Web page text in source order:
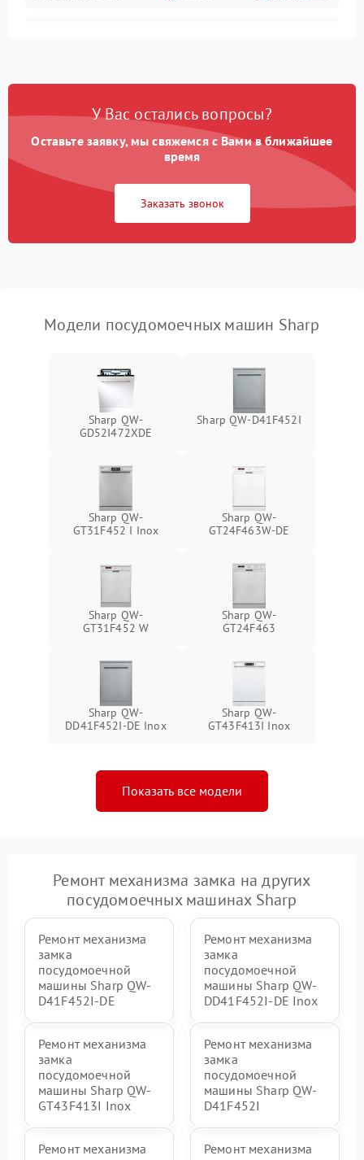
Проблемы с набором
Не работает сушилка 2100 ₽ Подробнее →
Сбои в работе таймера 1700 ₽
У Вас остались вопросы?
Оставьте заявку, мы свяжемся с Вами в ближайшее
время
Заказать звонок
Модели посудомоечных машин Sharp
Sharp QW-
GD52I472XDE
Sharp QW-D41F452I
Sharp QW-
GT31F452 I Inox
Sharp QW-
GT24F463W-DE
Sharp QW-
GT31F452 W
Sharp QW-
GT24F463
Sharp QW-
DD41F452I-DE Inox
Sharp QW-
GT43F413I Inox
Показать все модели
Ремонт механизма замка на других
посудомоечных машинах Sharp
Ремонт механизма
замка
посудомоечной
машины Sharp QW-
D41F452I-DE
Ремонт механизма
замка
посудомоечной
машины Sharp QW-
DD41F452I-DE Inox
Ремонт механизма
замка
посудомоечной
машины Sharp QW-
GT43F413I Inox
Ремонт механизма
замка
посудомоечной
машины Sharp QW-
D41F452I
Ремонт механизма
Ремонт механизма